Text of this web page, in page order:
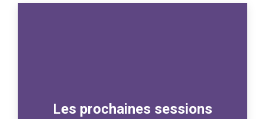
Les prochaines sessions